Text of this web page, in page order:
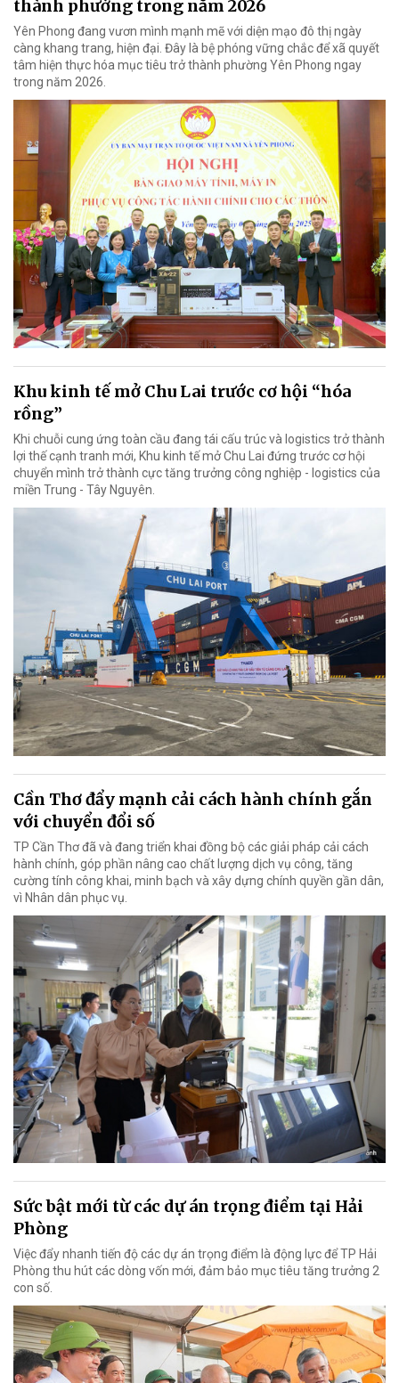
thành phường trong năm 2026
Yên Phong đang vươn mình mạnh mẽ với diện mạo đô thị ngày
càng khang trang, hiện đại. Đây là bệ phóng vững chắc để xã quyết
tâm hiện thực hóa mục tiêu trở thành phường Yên Phong ngay
trong năm 2026.
Khu kinh tế mở Chu Lai trước cơ hội “hóa
rồng”
Khi chuỗi cung ứng toàn cầu đang tái cấu trúc và logistics trở thành
lợi thế cạnh tranh mới, Khu kinh tế mở Chu Lai đứng trước cơ hội
chuyển mình trở thành cực tăng trưởng công nghiệp - logistics của
miền Trung - Tây Nguyên.
Cần Thơ đẩy mạnh cải cách hành chính gắn
với chuyển đổi số
TP Cần Thơ đã và đang triển khai đồng bộ các giải pháp cải cách
hành chính, góp phần nâng cao chất lượng dịch vụ công, tăng
cường tính công khai, minh bạch và xây dựng chính quyền gần dân,
vì Nhân dân phục vụ.
Sức bật mới từ các dự án trọng điểm tại Hải
Phòng
Việc đẩy nhanh tiến độ các dự án trọng điểm là động lực để TP Hải
Phòng thu hút các dòng vốn mới, đảm bảo mục tiêu tăng trưởng 2
con số.